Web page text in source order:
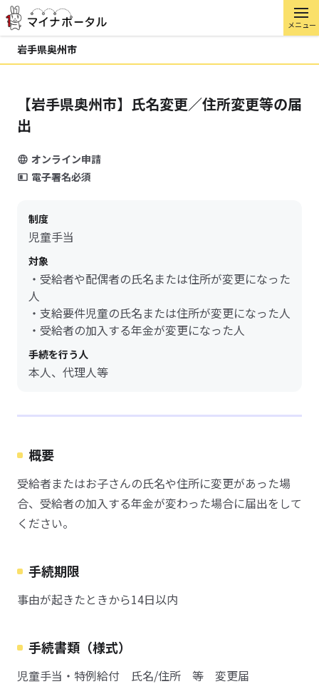
メニュー
岩手県奥州市
【岩手県奥州市】氏名変更／住所変更等の届
出
オンライン申請
電子署名必須
制度
児童手当
対象
・受給者や配偶者の氏名または住所が変更になった
人
・支給要件児童の氏名または住所が変更になった人
・受給者の加入する年金が変更になった人
手続を行う人
本人、代理人等
概要
受給者またはお子さんの氏名や住所に変更があった場
合、受給者の加入する年金が変わった場合に届出をして
ください。
手続期限
事由が起きたときから14日以内
手続書類（様式）
児童手当・特例給付 氏名/住所 等 変更届